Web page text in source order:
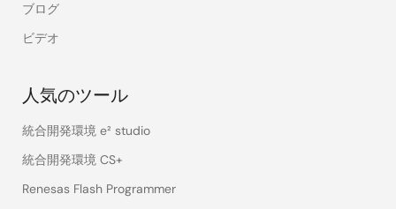
ブログ
ビデオ
人気のツール
統合開発環境 e² studio
統合開発環境 CS+
Renesas Flash Programmer